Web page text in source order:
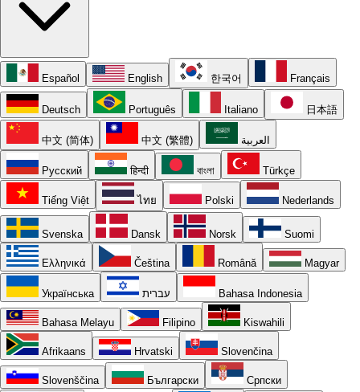
Español English 한국어 Français
Deutsch Português Italiano 日本語
中文 (简体) 中文 (繁體) العربية
Русский हिन्दी বাংলা Türkçe
Tiếng Việt ไทย Polski Nederlands
Svenska Dansk Norsk Suomi
Ελληνικά Čeština Română Magyar
Українська עברית Bahasa Indonesia
Bahasa Melayu Filipino Kiswahili
Afrikaans Hrvatski Slovenčina
Slovenščina Български Српски